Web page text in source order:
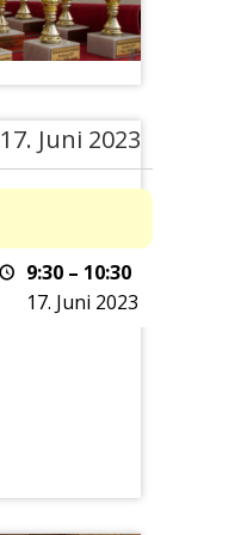
17. Juni 2023
9:30 – 10:30
17. Juni 2023